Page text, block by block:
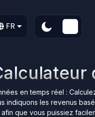
FR
en temps réel :
indiquons les revenus
que vous puissiez